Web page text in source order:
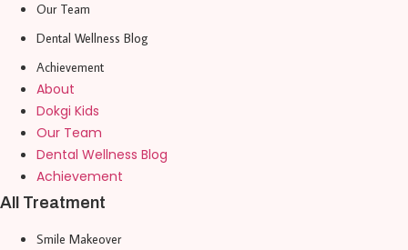
Our Team
Dental Wellness Blog
Achievement
About
Dokgi Kids
Our Team
Dental Wellness Blog
Achievement
All Treatment
Smile Makeover